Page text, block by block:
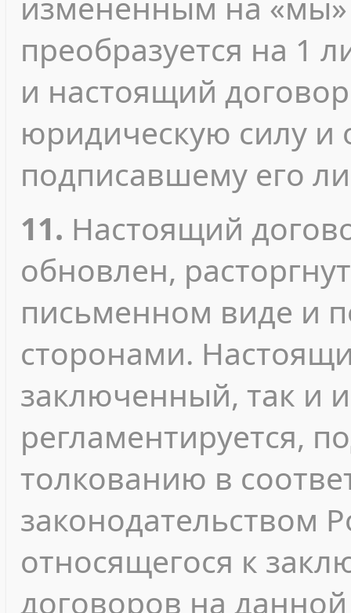
преобразуется на 1
и настоящий
юридическую силу и
подписавшему его
11. Настоящий
обновлен,
письменном виде и
сторонами.
заключенный, так и
регламентируется,
толкованию в
законодательством
относящегося к
договоров на